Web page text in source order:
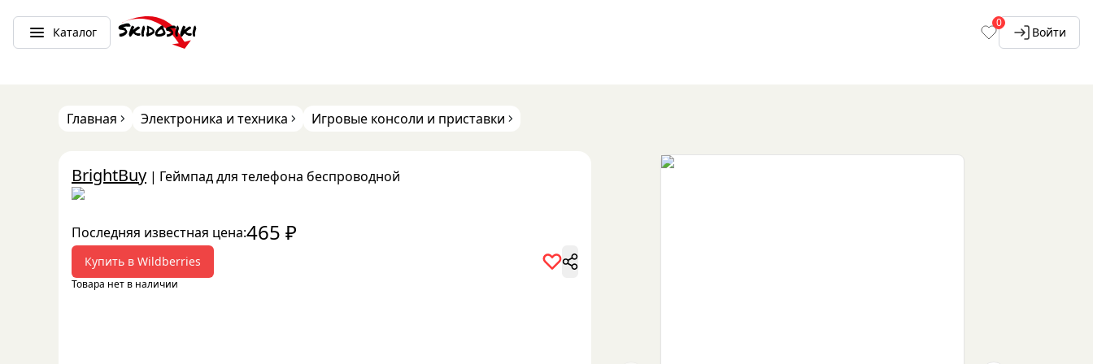
Каталог
0
Войти
Главная Электроника и техника Игровые консоли и приставки
BrightBuy | Геймпад для телефона беспроводной
Последняя известная цена:465 ₽
Купить в Wildberries
Товара нет в наличии